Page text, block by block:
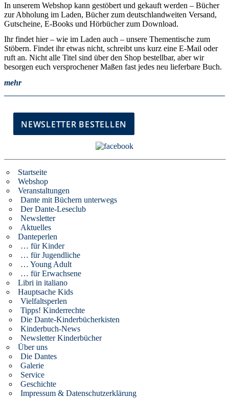
In unserem Webshop kann gestöbert und gekauft werden – Bücher
zur Abholung im Laden, Bücher zum deutschlandweiten Versand,
Gutscheine, E-Books und Hörbücher zum Download.
Ihr findet hier – wie im Laden auch – unsere Thementische zum
Stöbern. Findet ihr etwas nicht, schreibt uns kurz eine E-Mail oder
ruft an. Nicht alle Titel sind über den Shop bestellbar, aber wir
besorgen euch versprochener Maßen fast jedes neu lieferbare Buch.
mehr
Startseite
Webshop
Veranstaltungen
Dante mit Büchern unterwegs
Der Dante-Leseclub
Newsletter
Aktuelles
Danteperlen
… für Kinder
… für Jugendliche
… Young Adult
… für Erwachsene
Libri in italiano
Hauptsache Kids
Vielfaltsperlen
Tipps! Kinderrechte
Die Dante-Kinderbücherkisten
Kinderbuch-News
Newsletter Kinderbücher
Über uns
Die Dantes
Galerie
Service
Geschichte
Impressum & Datenschutzerklärung